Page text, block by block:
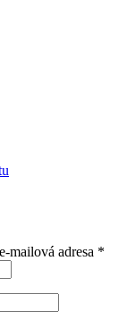
mailová adresa *